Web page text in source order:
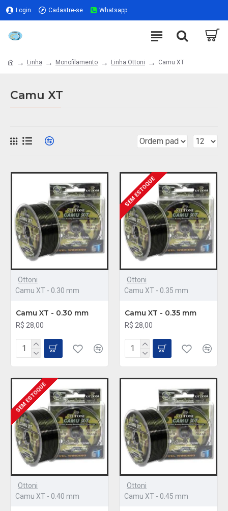
Login Cadastre-se Whatsapp
Linha Monofilamento Linha Ottoni Camu XT
Camu XT
Ottoni
Camu XT - 0.30 mm
Camu XT - 0.30 mm
R$ 28,00
SEM ESTOQUE
Ottoni
Camu XT - 0.35 mm
Camu XT - 0.35 mm
R$ 28,00
SEM ESTOQUE
Ottoni
Camu XT - 0.40 mm
Ottoni
Camu XT - 0.45 mm